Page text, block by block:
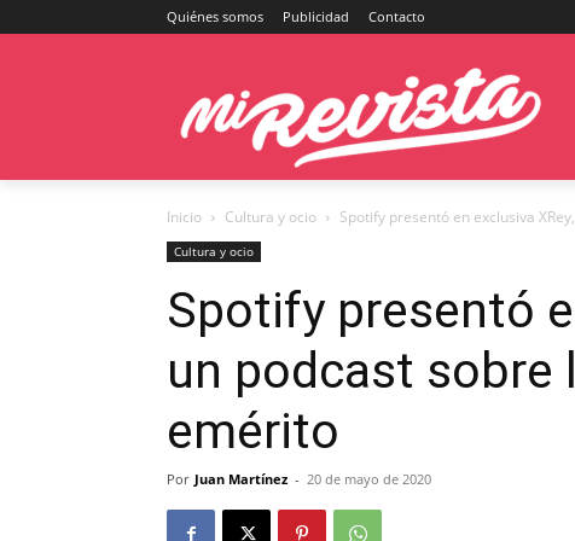
Quiénes somos Publicidad Contacto
Inicio Cultura y ocio Spotify presentó en exclusiva
Cultura y ocio
Spotify presentó
un podcast sobre
emérito
Por Juan Martínez - 20 de mayo de 2020